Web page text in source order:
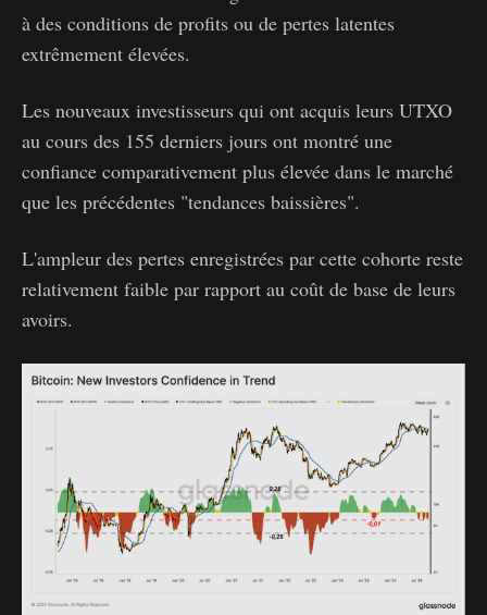
à des conditions de profits ou de pertes latentes
extrêmement élevées.
Les nouveaux investisseurs qui ont acquis leurs UTXO
au cours des 155 derniers jours ont montré une
confiance comparativement plus élevée dans le marché
que les précédentes "tendances baissières".
L'ampleur des pertes enregistrées par cette cohorte reste
relativement faible par rapport au coût de base de leurs
avoirs.